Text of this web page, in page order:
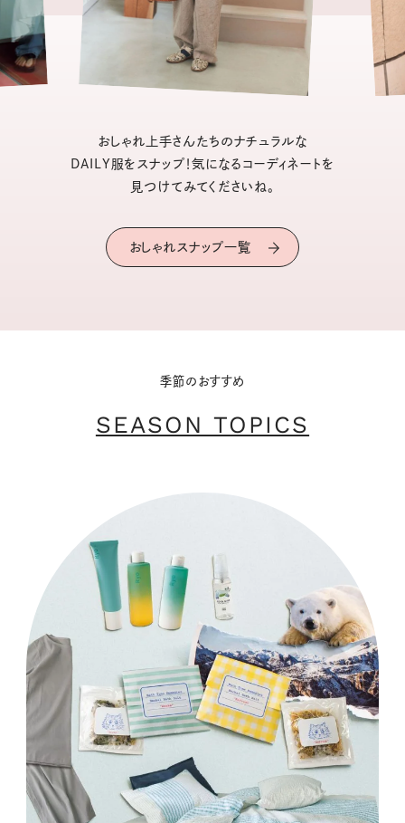
おしゃれ上手さんたちのナチュラルな
DAILY服をスナップ！気になるコーディネートを
見つけてみてくださいね。
おしゃれスナップ一覧
季節のおすすめ
SEASON TOPICS